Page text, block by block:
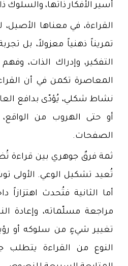
أسير الأفكار ذاتها، والسلوك
القراءة، في معناها
تمريناً ذهنياً معزولاً، بل
التفكير، وإدراك الذات،
المعاصرة تكمن في أن
نشاط شكلي، يُؤدّى بدافع
أو حتى الهروب من
الصفحات.
ثمة فرقٌ جوهري بين قراءة
تُعيد تشكيل الوعي. الأولى
أما الثانية فتُحدث اهتزازاً
مراجعة مسلّماته، وإعادة
تغيير شيءٍ من سلوكه أو
النوع من القراءة